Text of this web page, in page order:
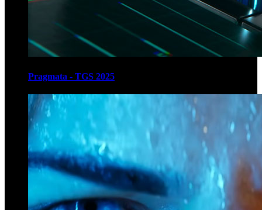
Pragmata - TGS 2025